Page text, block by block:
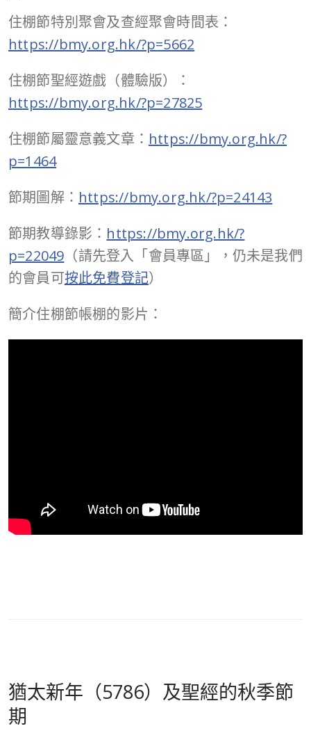
住棚節特別聚會及查經聚會時間表：
https://bmy.org.hk/?p=5662
住棚節聖經遊戲（體驗版）：
https://bmy.org.hk/?p=27825
住棚節屬靈意義文章： https://bmy.org.hk/?
p=1464
節期圖解： https://bmy.org.hk/?p=24143
節期教導錄影： https://bmy.org.hk/?
p=22049 （請先登入「會員專區」，仍未是我們
的會員可按此免費登記）
簡介住棚節帳棚的影片：
猶太新年（5786）及聖經的秋季節
期